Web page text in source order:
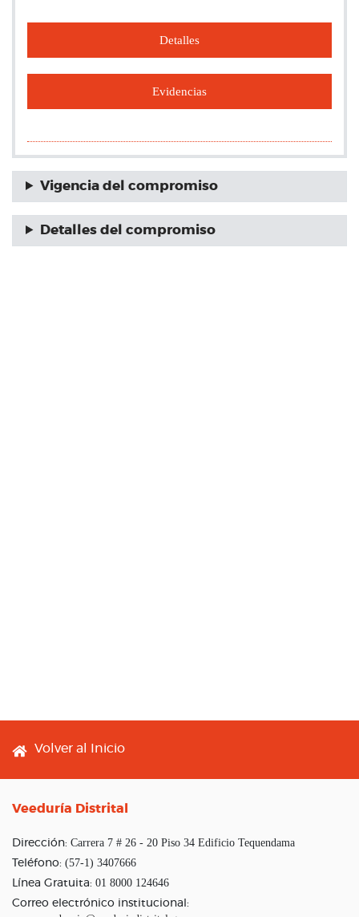
Detalles
Evidencias
Vigencia del compromiso
Detalles del compromiso
Footer menu
Volver al Inicio
Veeduría Distrital
Dirección: Carrera 7 # 26 - 20 Piso 34 Edificio Tequendama
Teléfono: (57-1) 3407666
Línea Gratuita: 01 8000 124646
Correo electrónico institucional: